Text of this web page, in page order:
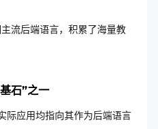
流后端语言，积累了海量教
石”之一
际应用均指向其作为后端语言